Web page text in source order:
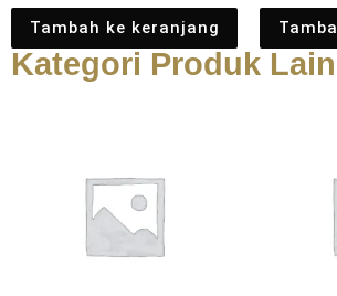
Tambah ke keranjang
Kategori Produk